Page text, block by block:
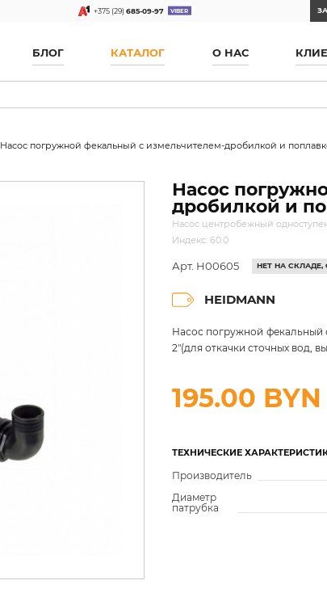
+375 (29)685-09-97
БЛОГ КАТАЛОГ О НАС
Насос погружной фекальный с измельчителем-дробилкой и
Насос
дробилкой и
Насос центробежный
Индекс: 60.0
Арт. H00605 НЕТ НА
HEIDMANN
Насос погружной фекальный
2"(для откачки сточных вод,
195.00 BYN
ТЕХНИЧЕСКИЕ
Производитель
Диаметр
патрубка